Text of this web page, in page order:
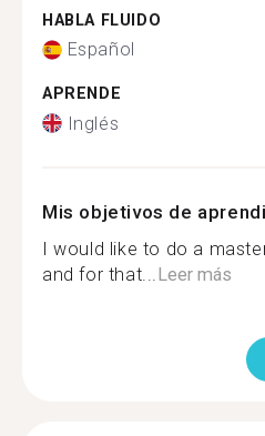
HABLA FLUIDO
Español
APRENDE
Inglés
Mis objetivos de
I would like to do a
and for that... Leer más